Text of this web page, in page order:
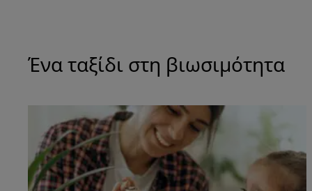
Ένα ταξίδι στη βιωσιμότητα